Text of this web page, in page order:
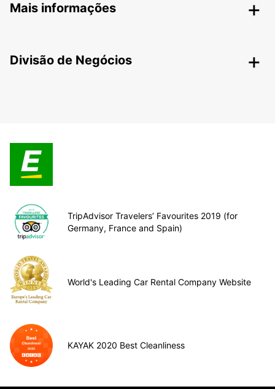
Mais informações
Divisão de Negócios
TripAdvisor Travelers’ Favourites 2019 (for
Germany, France and Spain)
World's Leading Car Rental Company Website
KAYAK 2020 Best Cleanliness